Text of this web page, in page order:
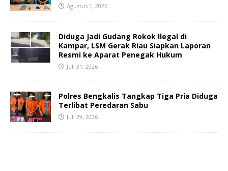
Agustus 1, 2026
Diduga Jadi Gudang Rokok Ilegal di
Kampar, LSM Gerak Riau Siapkan Laporan
Resmi ke Aparat Penegak Hukum
Juli 31, 2026
Polres Bengkalis Tangkap Tiga Pria Diduga
Terlibat Peredaran Sabu
Juli 29, 2026